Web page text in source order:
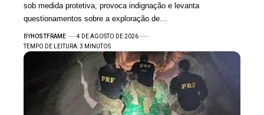
sob medida protetiva, provoca indignação e levanta
questionamentos sobre a exploração de…
BYHOSTFRAME
4 DE AGOSTO DE 2026
TEMPO DE LEITURA: 3 MINUTOS